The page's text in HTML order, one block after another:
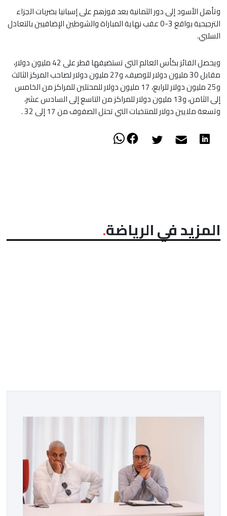
وتأهل الأسود إلى دور الثمانية بعد فوزهم على إسبانيا بضربات الجزاء
الترجيحية بواقع 3-0 عقب نهاية المباراة والشوطين الإضافيين بالتعادل
السلبي.
ويحصل الفائز بكأس العالم التي تستضيفها قطر على 42 مليون دولار،
مقابل 30 مليون دولار للوصيف، و27 مليون دولار لصاحب المركز الثالث
و25 مليون دولار للرابع، 17 مليون دولار للمحتلين للمراكز من الخامس
إلى الثامن، و13 مليون دولار للمراكز من التاسع إلى السادس عشر،
وتسعة ملايين دولار للمنتخبات التي تحتل الصفوف من 17 إلى 32 .
المزيد في الرياضة